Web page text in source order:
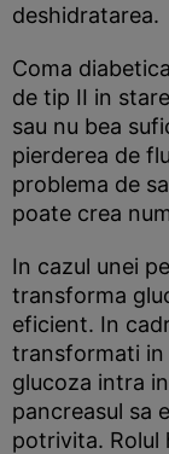
deshidratarea.
Coma
de tip II in
sau nu bea
pierderea de
problema de
poate crea
In cazul unei
transforma
eficient. In
transformati in
glucoza intra
pancreasul sa
potrivita. Rolul